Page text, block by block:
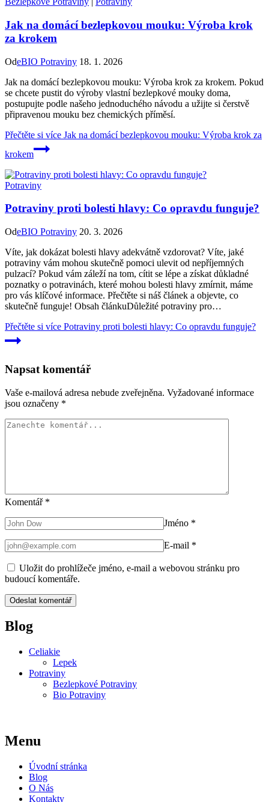
Jak na domácí bezlepkovou mouku: Výroba krok
za krokem
OdeBIO Potraviny 18. 1. 2026
Jak na domácí bezlepkovou mouku: Výroba krok za krokem. Pokud
se chcete pustit do výroby vlastní bezlepkové mouky doma,
postupujte podle našeho jednoduchého návodu a užijte si čerstvě
připravenou mouku bez chemických příměsí.
Přečtěte si více Jak na domácí bezlepkovou mouku: Výroba krok za
krokem
Potraviny
Potraviny proti bolesti hlavy: Co opravdu funguje?
OdeBIO Potraviny 20. 3. 2026
Víte, jak dokázat bolesti hlavy adekvátně vzdorovat? Víte, jaké
potraviny vám mohou skutečně pomoci ulevit od nepříjemných
pulzací? Pokud vám záleží na tom, cítit se lépe a získat důkladné
poznatky o potravinách, které mohou bolesti hlavy zmírnit, máme
pro vás klíčové informace. Přečtěte si náš článek a objevte, co
skutečně funguje! Obsah článkuDůležité potraviny pro…
Přečtěte si více Potraviny proti bolesti hlavy: Co opravdu funguje?
Napsat komentář
Vaše e-mailová adresa nebude zveřejněna. Vyžadované informace
jsou označeny *
Komentář *
Jméno *
E-mail *
Uložit do prohlížeče jméno, e-mail a webovou stránku pro
budoucí komentáře.
Blog
Celiakie
Lepek
Potraviny
Bezlepkové Potraviny
Bio Potraviny
Menu
Úvodní stránka
Blog
O Nás
Kontakty